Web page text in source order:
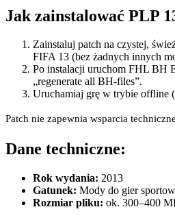
Jak zainstalować PLP
Zainstaluj patch na czystej,
FIFA 13 (bez żadnych innych
Po instalacji uruchom FHL BH
„regenerate all BH-files”.
Uruchamiaj grę w trybie
Patch nie zapewnia wsparcia
Dane techniczne:
Rok wydania: 2013
Gatunek: Mody do gier
Rozmiar pliku: ok. 300–400